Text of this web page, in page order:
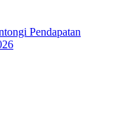
Pendapatan